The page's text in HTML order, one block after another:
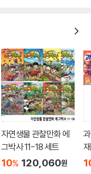
자연생물 관찰만화 에
그박사 11-18 세트
10% 120,060원